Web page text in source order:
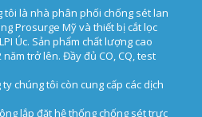
tôi là nhà phân phối chống sét lan
Prosurge Mỹ và thiết bị cắt lọc
Úc. Sản phẩm chất lượng cao
trở lên. Đầy đủ CO, CQ, test
chúng tôi còn cung cấp các dịch
lắp đặt hệ thống chống sét trực